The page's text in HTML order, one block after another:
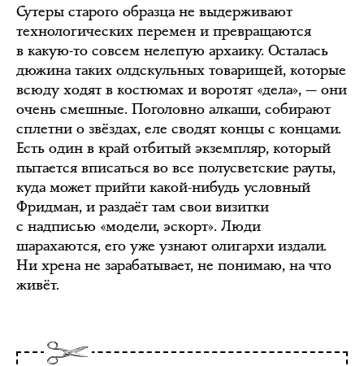
Сутеры старого образца не выдерживают
технологических перемен и превращаются
в какую-то совсем нелепую архаику. Осталась
дюжина таких олдскульных товарищей, которые
всюду ходят в костюмах и воротят «дела», — они
очень смешные. Поголовно алкаши, собирают
сплетни о звёздах, еле сводят концы с концами.
Есть один в край отбитый экземпляр, который
пытается вписаться во все полусветские рауты,
куда может прийти какой-нибудь условный
Фридман, и раздаёт там свои визитки
с надписью «модели, эскорт». Люди
шарахаются, его уже узнают олигархи издали.
Ни хрена не зарабатывает, не понимаю, на что
живёт.